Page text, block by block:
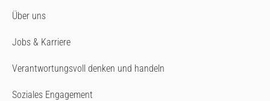
Über uns
Jobs & Karriere
Verantwortungsvoll denken und handeln
Soziales Engagement